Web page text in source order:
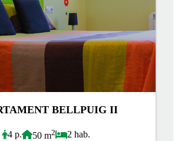
BELLPUIG II
4 p. 50 m2 2 hab.